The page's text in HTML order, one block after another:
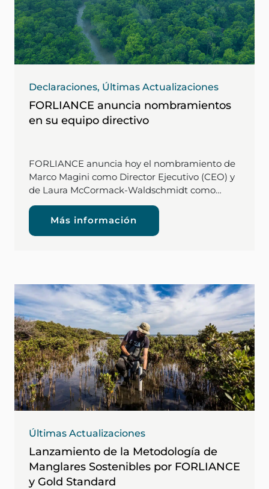
Declaraciones, Últimas Actualizaciones
FORLIANCE anuncia nombramientos
en su equipo directivo
FORLIANCE anuncia hoy el nombramiento de
Marco Magini como Director Ejecutivo (CEO) y
de Laura McCormack-Waldschmidt como…
Más información
Últimas Actualizaciones
Lanzamiento de la Metodología de
Manglares Sostenibles por FORLIANCE
y Gold Standard